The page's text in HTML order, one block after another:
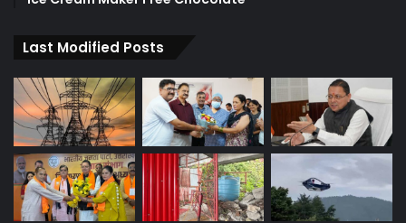
Last Modified Posts